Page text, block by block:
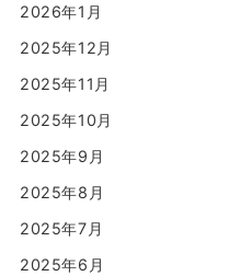
2026年1月
2025年12月
2025年11月
2025年10月
2025年9月
2025年8月
2025年7月
2025年6月